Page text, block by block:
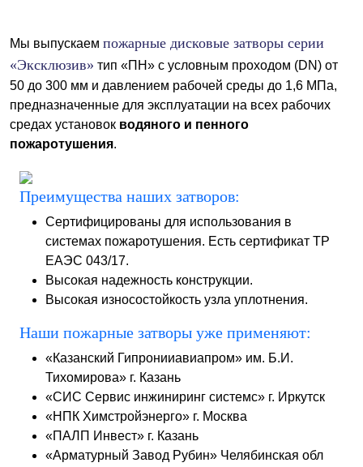
Мы выпускаем пожарные дисковые затворы серии
«Эксклюзив» тип «ПН» с условным проходом (DN) от
50 до 300 мм и давлением рабочей среды до 1,6 МПа,
предназначенные для эксплуатации на всех рабочих
средах установок водяного и пенного
пожаротушения.
Преимущества наших затворов:
Сертифицированы для использования в
системах пожаротушения. Есть сертификат ТР
ЕАЭС 043/17.
Высокая надежность конструкции.
Высокая износостойкость узла уплотнения.
Наши пожарные затворы уже применяют:
«Казанский Гипронииавиапром» им. Б.И.
Тихомирова» г. Казань
«СИС Сервис инжиниринг системс» г. Иркутск
«НПК Химстройэнерго» г. Москва
«ПАЛП Инвест» г. Казань
«Арматурный Завод Рубин» Челябинская обл